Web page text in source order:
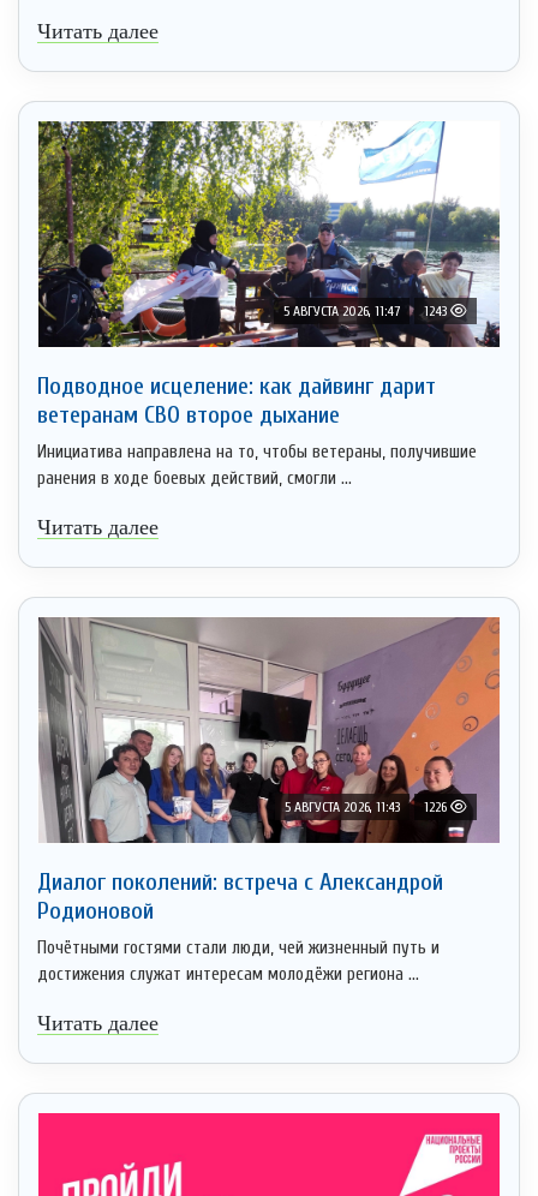
Читать далее
5 АВГУСТА 2026, 11:47 1243
Подводное исцеление: как дайвинг дарит
ветеранам СВО второе дыхание
Инициатива направлена на то, чтобы ветераны, получившие
ранения в ходе боевых действий, смогли ...
Читать далее
5 АВГУСТА 2026, 11:43 1226
Диалог поколений: встреча с Александрой
Родионовой
Почётными гостями стали люди, чей жизненный путь и
достижения служат интересам молодёжи региона ...
Читать далее